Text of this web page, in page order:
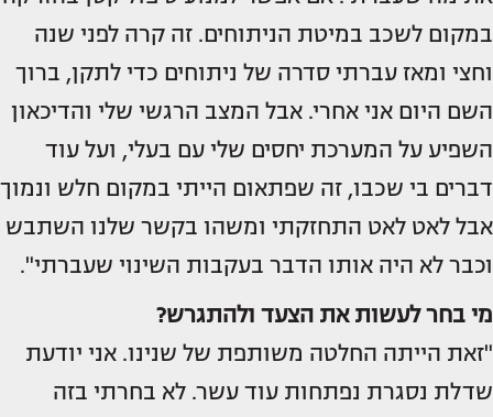
במקום לשכב במיטת הניתוחים. זה קרה לפני שנה
וחצי ומאז עברתי סדרה של ניתוחים כדי לתקן, ברוך
השם היום אני אחרי. אבל המצב הרגשי שלי והדיכאון
השפיע על המערכת יחסים שלי עם בעלי, ועל עוד
דברים בי שכבו, זה שפתאום הייתי במקום חלש ונמוך
אבל לאט לאט התחזקתי ומשהו בקשר שלנו השתבש
וכבר לא היה אותו הדבר בעקבות השינוי שעברתי".
מי בחר לעשות את הצעד ולהתגרש?
"זאת הייתה החלטה משותפת של שנינו. אני יודעת
שדלת נסגרת נפתחות עוד עשר. לא בחרתי בזה